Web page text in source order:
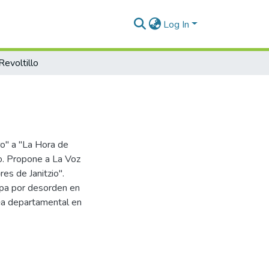
Log In
a "La Hora de
Propone a La Voz
de Janitzio".
por desorden en
departamental en